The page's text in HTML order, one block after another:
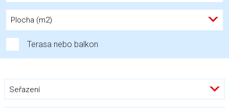
Plocha (m2)
Terasa nebo balkon
Seřazení